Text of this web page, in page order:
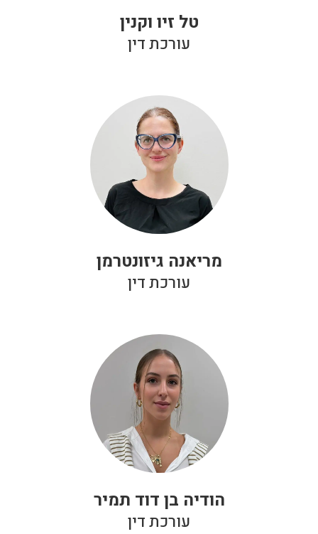
טל זיו וקנין
עורכת דין
מריאנה גיזונטרמן
עורכת דין
הודיה בן דוד תמיר
עורכת דין